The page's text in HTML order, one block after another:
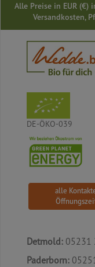
Alle Preise in EUR (€)
Versandkosten,
DE-ÖKO-039
alle
Detmold: 05231
Paderborn: